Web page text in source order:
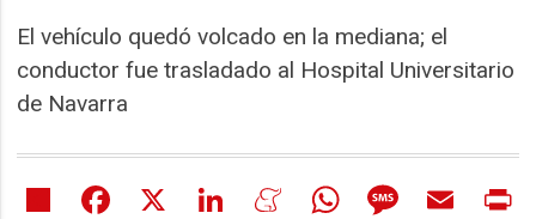
El vehículo quedó volcado en la mediana; el
conductor fue trasladado al Hospital Universitario
de Navarra
Share Facebook LinkedIn MeneameWhatsAppMessageEmail